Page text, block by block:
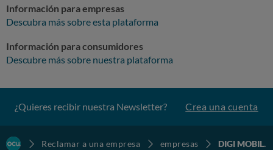
Información para empresas
Descubra más sobre esta plataforma
Información para consumidores
Descubre más sobre nuestra plataforma
¿Quieres recibir nuestra Newsletter? Crea una cuenta
Reclamar a una empresa empresas
DIGI MOBIL.